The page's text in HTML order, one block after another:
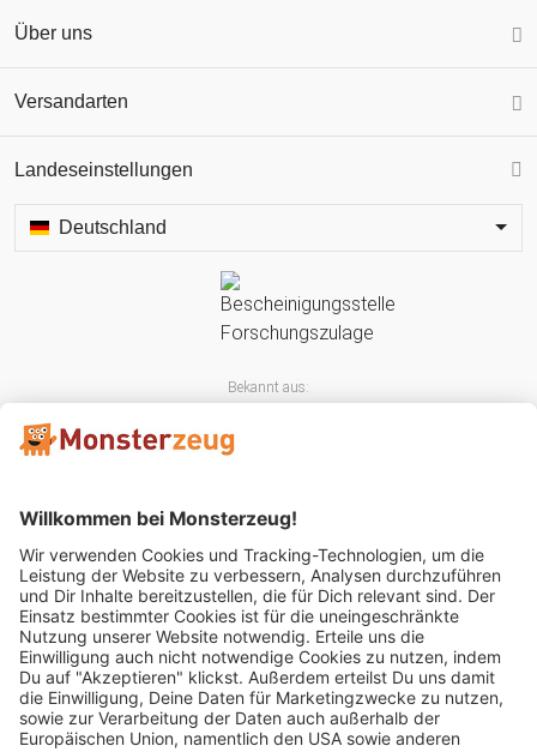
Über uns
Versandarten
Landeseinstellungen
Deutschland
Bekannt aus:
Mitglied im: